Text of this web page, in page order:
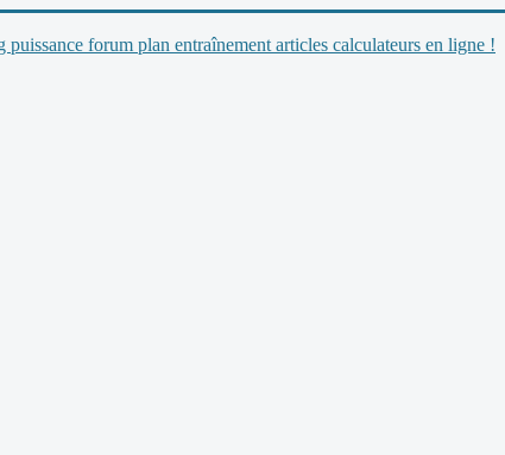
forum plan entraînement articles calculateurs en ligne !